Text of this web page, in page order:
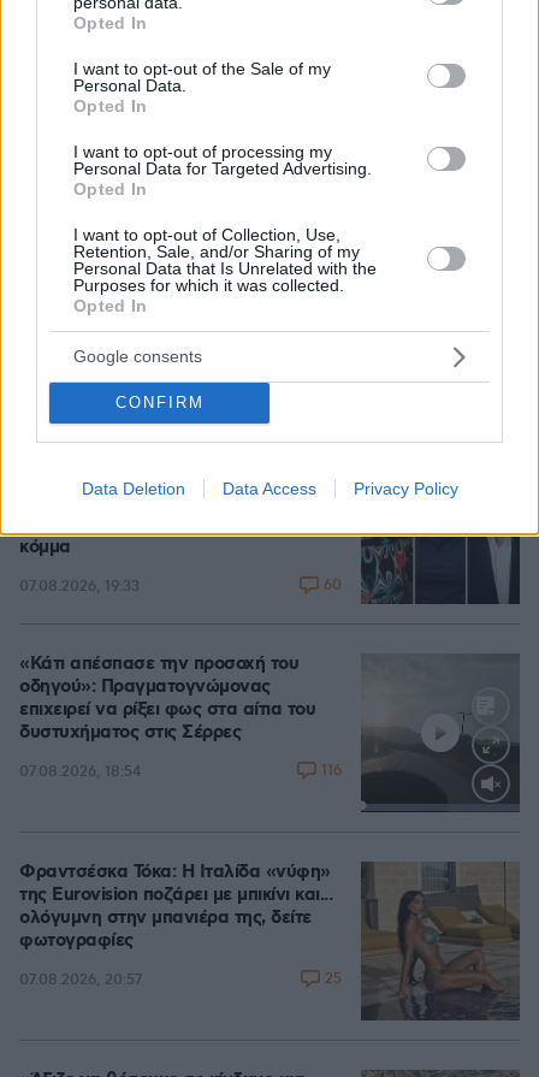
grant or deny consent to Google and its third-party tags to
use your data for below specified purposes in below Google
consent section.
Opted In
I want to opt-out of the Sale of my
Personal Data.
Opted In
I want to opt-out of processing my
Personal Data for Targeted Advertising.
Opted In
I want to opt-out of Collection, Use,
Retention, Sale, and/or Sharing of my
Personal Data that Is Unrelated with the
Purposes for which it was collected.
Opted In
Google consents
CONFIRM
Data Deletion Data Access Privacy Policy
Είδος υπό εξαφάνιση οι υπερπολύτεκνοι στην
Ελλάδα που γερνάει: Τα... δύο ταψιά μεσημεριανό,
τα επιδόματα, η καθημερινότητά τους
07.08.2026, 15:59
Δημοκρατία: Γρατσία, Γαλανός,
Καρυστιανού και αυλικοί το
κόμμα
07.08.2026, 19:33 60
Loaded:
«Κάτι απέσπασε την προσοχή του
οδηγού»: Πραγματογνώμονας
επιχειρεί να ρίξει φως στα αίτια του
δυστυχήματος στις Σέρρες
07.08.2026, 18:54 116
Φραντσέσκα Τόκα: Η Ιταλίδα «νύφη»
της Eurovision ποζάρει με μπικίνι και...
ολόγυμνη στην μπανιέρα της, δείτε
φωτογραφίες
07.08.2026, 20:57 25